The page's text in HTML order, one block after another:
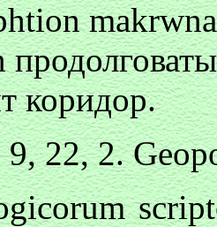
коридор.
9, 22, 2.